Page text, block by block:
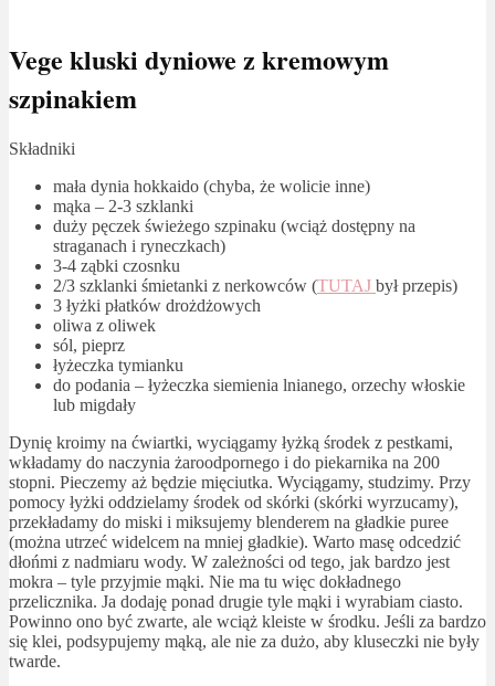
Vege kluski dyniowe z kremowym
szpinakiem
Składniki
mała dynia hokkaido (chyba, że wolicie inne)
mąka – 2-3 szklanki
duży pęczek świeżego szpinaku (wciąż dostępny na
straganach i ryneczkach)
3-4 ząbki czosnku
2/3 szklanki śmietanki z nerkowców (TUTAJ był przepis)
3 łyżki płatków drożdżowych
oliwa z oliwek
sól, pieprz
łyżeczka tymianku
do podania – łyżeczka siemienia lnianego, orzechy włoskie
lub migdały
Dynię kroimy na ćwiartki, wyciągamy łyżką środek z pestkami,
wkładamy do naczynia żaroodpornego i do piekarnika na 200
stopni. Pieczemy aż będzie mięciutka. Wyciągamy, studzimy. Przy
pomocy łyżki oddzielamy środek od skórki (skórki wyrzucamy),
przekładamy do miski i miksujemy blenderem na gładkie puree
(można utrzeć widelcem na mniej gładkie). Warto masę odcedzić
dłońmi z nadmiaru wody. W zależności od tego, jak bardzo jest
mokra – tyle przyjmie mąki. Nie ma tu więc dokładnego
przelicznika. Ja dodaję ponad drugie tyle mąki i wyrabiam ciasto.
Powinno ono być zwarte, ale wciąż kleiste w środku. Jeśli za bardzo
się klei, podsypujemy mąką, ale nie za dużo, aby kluseczki nie były
twarde.